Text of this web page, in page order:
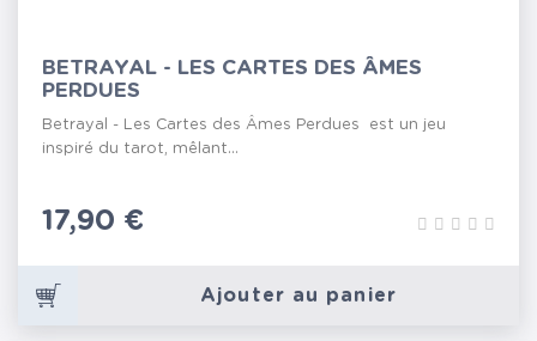
BETRAYAL - LES CARTES DES ÂMES
PERDUES
Betrayal - Les Cartes des Âmes Perdues est un jeu
inspiré du tarot, mêlant...
Prix
17,90 €
Ajouter au panier